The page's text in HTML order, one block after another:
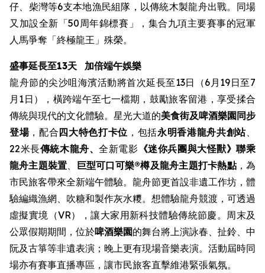
仔、柴灣等6支本地漁民組隊，以傳統木製龍舟出戰。同場
又加設全新「50周年錦標賽」，集合九項主要賽事的冠軍
人馬爭奪「終極龍王」殊榮。
盛事延長至13天
加倍端午娛樂
龍舟節的尖沙咀海濱活動將首次延長至13日（6月19日至7
月1日），橫跨端午至七一檔期，鼓勵旅客留港，享受揉合
傳統與現代的文化體驗。星光大道的美食街及啤酒樂園同步
登場，配合四大特色打卡位 ，包括永明香港龍舟共創站、
22米長傳統木龍舟、全新電影 《迷你兵團與大怪獸》聯乘
龍舟主題裝置、 巨型可口可樂®樽及龍舟主題打卡熱點，為
市民旅客帶來全新端午體驗。龍舟節更首設非遺工作坊，體
驗編織漁網、吹糖和製作灰水糭。想體驗龍舟競渡，可透過
虛擬實境（VR），讓大家用新科技體驗傳統節慶。周末及
公眾假期期間，位於啤酒樂園的舞台將上演詠春、扯鈴、中
阮及古箏等非遺表演；晚上更有現場音樂表演。活動屆時同
場亦有賽事直播專區，讓市民旅客直擊維港緊張氣氛。